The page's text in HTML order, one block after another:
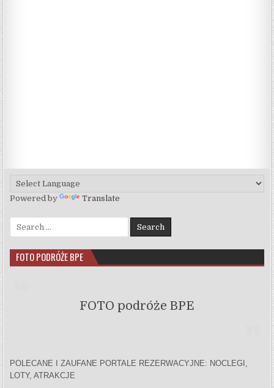
Powered by Translate
Search for:
FOTO PODRÓŻE BPE
FOTO podróże BPE
POLECANE I ZAUFANE PORTALE REZERWACYJNE: NOCLEGI,
LOTY, ATRAKCJE